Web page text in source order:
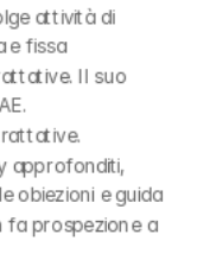
attività di
e fissa
Il suo
approfonditi,
obiezioni e guida
prospezione a